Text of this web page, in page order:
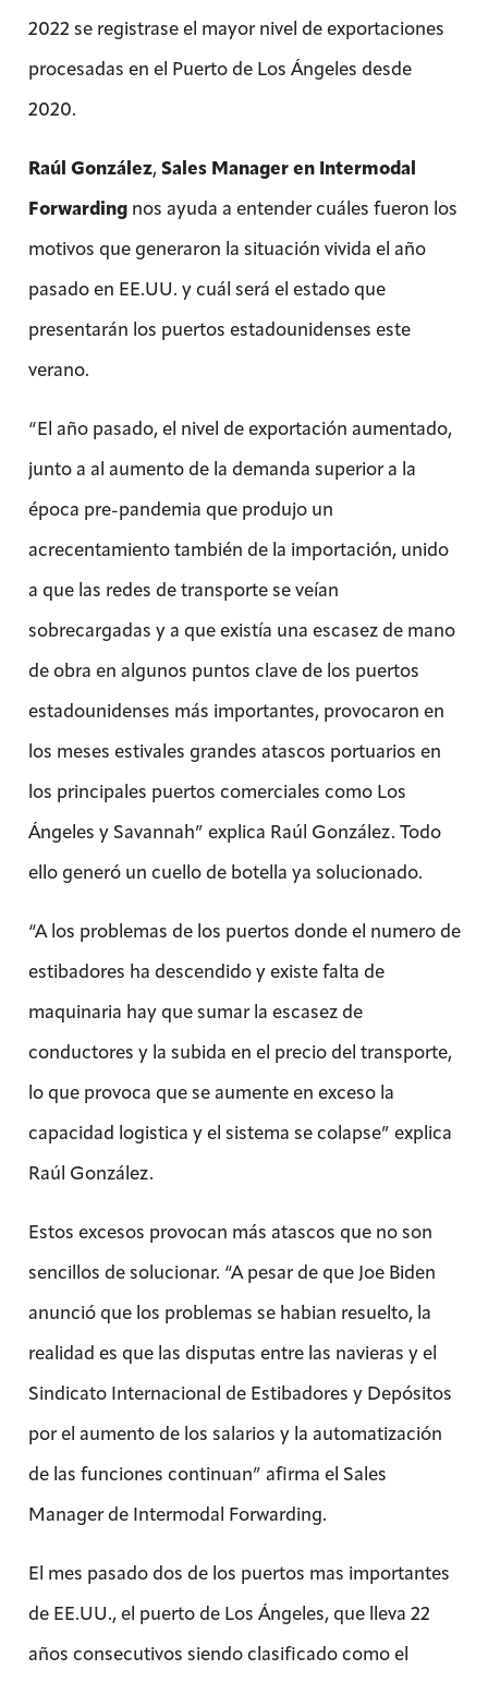
2022 se registrase el mayor nivel de exportaciones
procesadas en el Puerto de Los Ángeles desde
2020.
Raúl González, Sales Manager en Intermodal
Forwardingnos ayuda a entender cuáles fueron los
motivos que generaron la situación vivida el año
pasado en EE.UU. y cuál será el estado que
presentarán los puertos estadounidenses este
verano.
“El año pasado, el nivel de exportación aumentado,
junto a al aumento de la demanda superior a la
época pre-pandemia que produjo un
acrecentamiento también de la importación, unido
a que las redes de transporte se veían
sobrecargadas y a que existía una escasez de mano
de obra en algunos puntos clave de los puertos
estadounidenses más importantes, provocaron en
los meses estivales grandes atascos portuarios en
los principales puertos comerciales como Los
Ángeles y Savannah” explica Raúl González. Todo
ello generó un cuello de botella ya solucionado.
“A los problemas de los puertos donde el numero de
estibadores ha descendido y existe falta de
maquinaria hay que sumar la escasez de
conductores y la subida en el precio del transporte,
lo que provoca que se aumente en exceso la
capacidad logistica y el sistema se colapse” explica
Raúl González.
Estos excesos provocan más atascos que no son
sencillos de solucionar. “A pesar de que Joe Biden
anunció que los problemas se habian resuelto, la
realidad es que las disputas entre las navieras y el
Sindicato Internacional de Estibadores y Depósitos
por el aumento de los salarios y la automatización
de las funciones continuan” afirma el Sales
Manager de Intermodal Forwarding.
El mes pasado dos de los puertos mas importantes
de EE.UU., el puerto de Los Ángeles, que lleva 22
años consecutivos siendo clasificado como el